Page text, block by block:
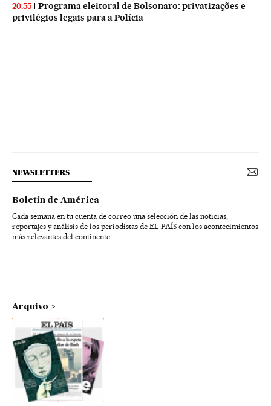
20:55
Programa eleitoral de Bolsonaro: privatizações e
privilégios legais para a Polícia
NEWSLETTERS
Boletín de América
Cada semana en tu cuenta de correo una selección de las noticias,
reportajes y análisis de los periodistas de EL PAÍS con los acontecimientos
más relevantes del continente.
Arquivo